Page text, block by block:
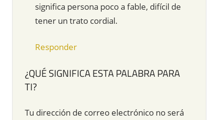
significa persona poco a fable, difícil de
tener un trato cordial.
Responder
¿QUÉ SIGNIFICA ESTA PALABRA PARA
TI?
Tu dirección de correo electrónico no será